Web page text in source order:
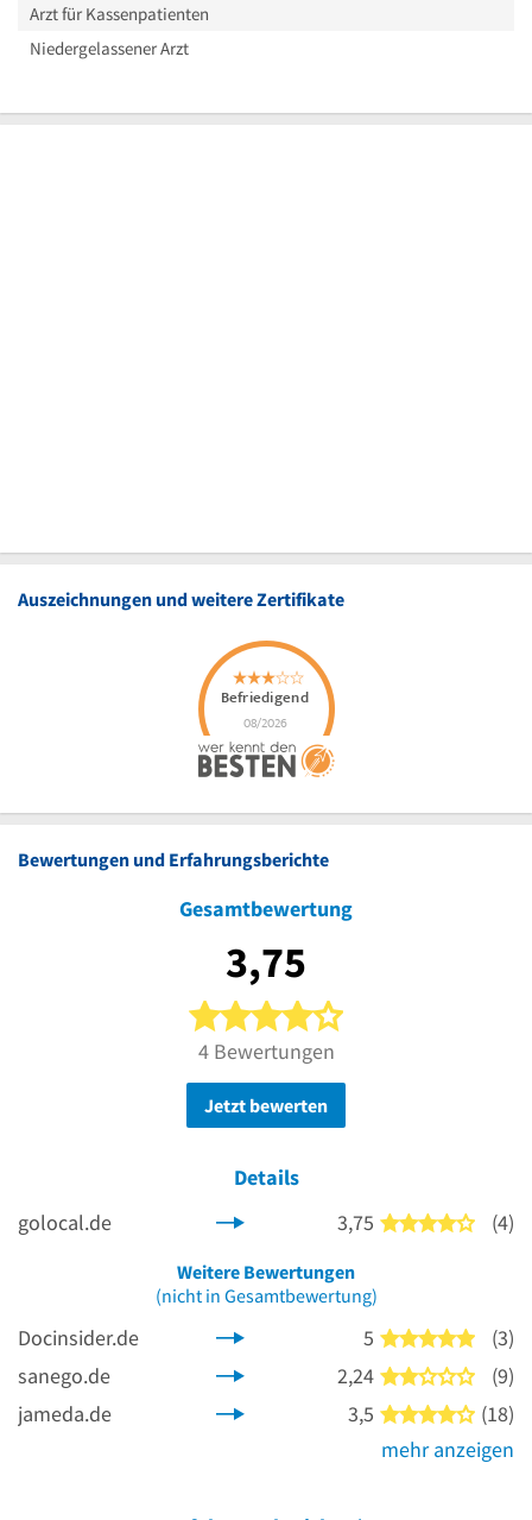
Arzt für Kassenpatienten
Niedergelassener Arzt
Auszeichnungen und weitere Zertifikate
Bewertungen und Erfahrungsberichte
Gesamtbewertung
3,75
4 von 5 Sternen
4 Bewertungen
Jetzt bewerten
Details
golocal.de
3,75 4 von
(4)
Weitere Bewertungen
(nicht in Gesamtbewertung)
Docinsider.de 5 5 von
(3)
sanego.de
2,24 2 von
(9)
jameda.de
3,5 4 von
(18)
mehr anzeigen